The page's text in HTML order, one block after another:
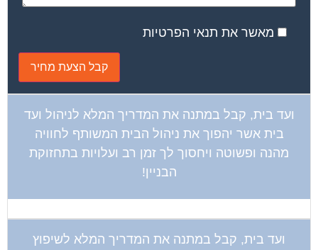
מאשר את תנאי הפרטיות
ועד בית, קבל במתנה את המדריך המלא לניהול ועד
בית אשר יהפוך את ניהול הבית המשותף לחוויה
מהנה ופשוטה ויחסוך לך זמן רב ועלויות בתחזוקת
הבניין!
ועד בית, קבל במתנה את המדריך המלא לשיפוץ